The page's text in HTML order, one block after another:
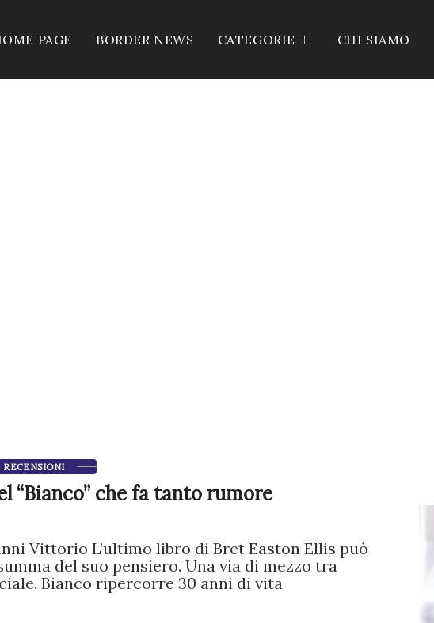
PAGE BORDER NEWS CATEGORIE CHI SIAMO
RECENSIONI
“Bianco” che fa tanto rumore
Vittorio L’ultimo libro di Bret Easton Ellis può
del suo pensiero. Una via di mezzo tra
Bianco ripercorre 30 anni di vita